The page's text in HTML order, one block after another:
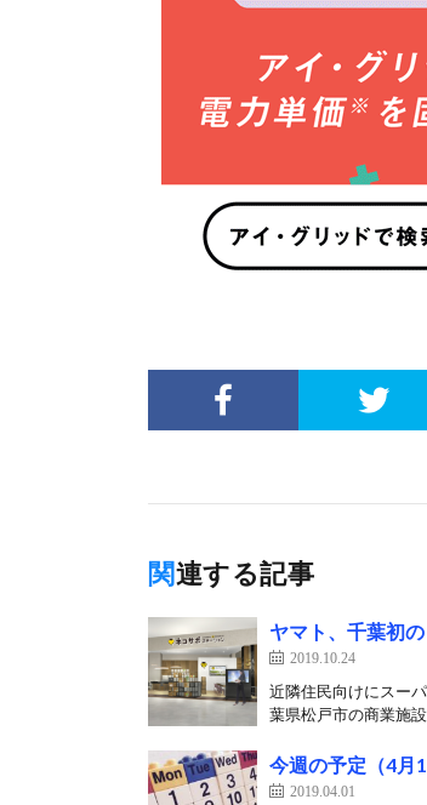
関連する記事
ヤマト、千葉初
2019.10.24
近隣住民向けにスー
葉県松戸市の商業施
今週の予定（4月1
2019.04.01